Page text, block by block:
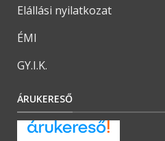
Elállási nyilatkozat
ÉMI
GY.I.K.
ÁRUKERESŐ